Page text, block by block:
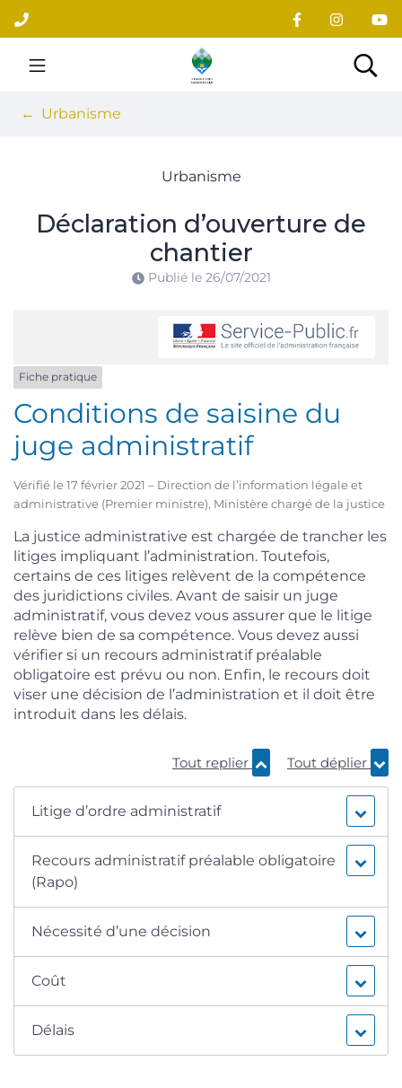
Aller
au
contenu
Site officiel du village
Urbanisme
Urbanisme
Déclaration d’ouverture de
chantier
Publié le 26/07/2021
Fiche pratique
Conditions de saisine du
juge administratif
Vérifié le 17 février 2021 – Direction de l’information légale et
administrative (Premier ministre), Ministère chargé de la justice
La justice administrative est chargée de trancher les
litiges impliquant l’administration. Toutefois,
certains de ces litiges relèvent de la compétence
des juridictions civiles. Avant de saisir un juge
administratif, vous devez vous assurer que le litige
relève bien de sa compétence. Vous devez aussi
vérifier si un recours administratif préalable
obligatoire est prévu ou non. Enfin, le recours doit
viser une décision de l’administration et il doit être
introduit dans les délais.
Tout replier Tout déplier
Litige d’ordre administratif
Recours administratif préalable obligatoire
(Rapo)
Nécessité d’une décision
Coût
Délais